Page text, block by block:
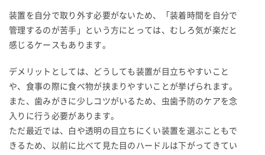
装置を自分で取り外す必要がないため、「装着時間を自分で
管理するのが苦手」という方にとっては、むしろ気が楽だと
感じるケースもあります。
デメリットとしては、どうしても装置が目立ちやすいこと
や、食事の際に食べ物が挟まりやすいことが挙げられます。
また、歯みがきに少しコツがいるため、虫歯予防のケアを念
入りに行う必要があります。
ただ最近では、白や透明の目立ちにくい装置を選ぶこともで
きるため、以前に比べて見た目のハードルは下がってきてい